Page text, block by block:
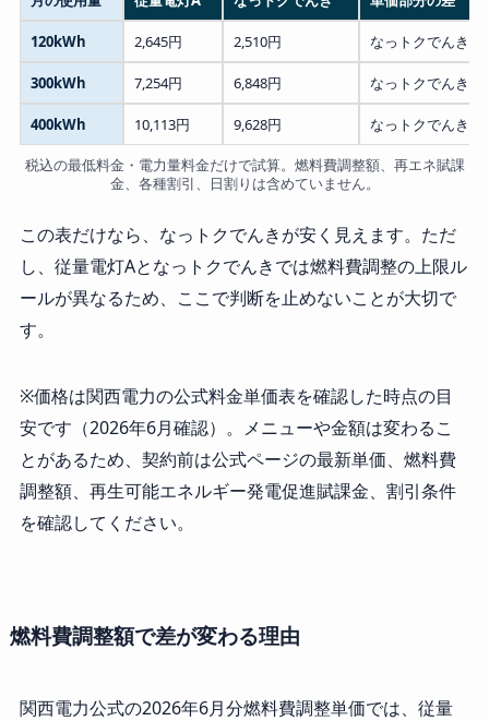
120kWh 2,645円 2,510円 なっトクでんきが
300kWh 7,254円 6,848円 なっトクでんきが
400kWh 10,113円 9,628円 なっトクでんきが
税込の最低料金・電力量料金だけで試算。燃料費調整額、再エネ賦課
金、各種割引、日割りは含めていません。
この表だけなら、なっトクでんきが安く見えます。ただ
し、従量電灯Aとなっトクでんきでは燃料費調整の上限ル
ールが異なるため、ここで判断を止めないことが大切で
す。
※価格は関西電力の公式料金単価表を確認した時点の目
安です（2026年6月確認）。メニューや金額は変わるこ
とがあるため、契約前は公式ページの最新単価、燃料費
調整額、再生可能エネルギー発電促進賦課金、割引条件
を確認してください。
燃料費調整額で差が変わる理由
関西電力公式の2026年6月分燃料費調整単価では、従量